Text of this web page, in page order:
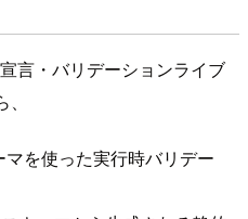
言・バリデーションライブ
を使った実行時バリデー